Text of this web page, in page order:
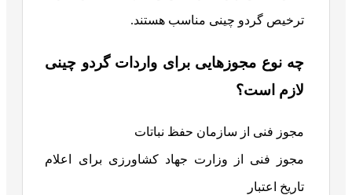
ترخیص گردو چینی مناسب هستند.
چه نوع مجوزهایی برای واردات گردو چینی
لازم است؟
مجوز فنی از سازمان حفظ نباتات
مجوز فنی از وزارت جهاد کشاورزی برای اعلام
تاریخ اعتبار